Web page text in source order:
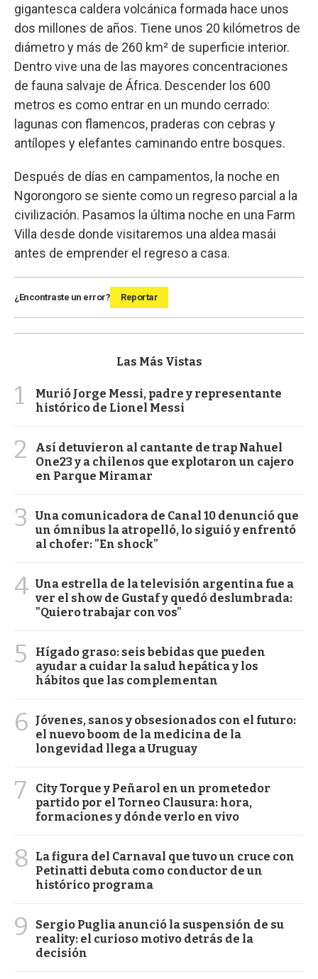
gigantesca caldera volcánica formada hace unos
dos millones de años. Tiene unos 20 kilómetros de
diámetro y más de 260 km² de superficie interior.
Dentro vive una de las mayores concentraciones
de fauna salvaje de África. Descender los 600
metros es como entrar en un mundo cerrado:
lagunas con flamencos, praderas con cebras y
antílopes y elefantes caminando entre bosques.
Después de días en campamentos, la noche en
Ngorongoro se siente como un regreso parcial a la
civilización. Pasamos la última noche en una Farm
Villa desde donde visitaremos una aldea masái
antes de emprender el regreso a casa.
¿Encontraste un error? Reportar
Las Más Vistas
1
Murió Jorge Messi, padre y representante
histórico de Lionel Messi
2
Así detuvieron al cantante de trap Nahuel
One23 y a chilenos que explotaron un cajero
en Parque Miramar
3
Una comunicadora de Canal 10 denunció que
un ómnibus la atropelló, lo siguió y enfrentó
al chofer: "En shock"
4 Una estrella de la televisión argentina fue a
ver el show de Gustaf y quedó deslumbrada:
"Quiero trabajar con vos"
5
Hígado graso: seis bebidas que pueden
ayudar a cuidar la salud hepática y los
hábitos que las complementan
6
Jóvenes, sanos y obsesionados con el futuro:
el nuevo boom de la medicina de la
longevidad llega a Uruguay
7
City Torque y Peñarol en un prometedor
partido por el Torneo Clausura: hora,
formaciones y dónde verlo en vivo
8
La figura del Carnaval que tuvo un cruce con
Petinatti debuta como conductor de un
histórico programa
9
Sergio Puglia anunció la suspensión de su
reality: el curioso motivo detrás de la
decisión